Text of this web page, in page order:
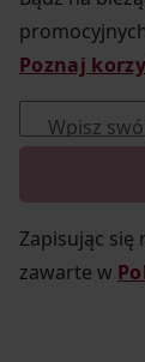
Poznaj
Wpisz
Zapisując
zawarte w